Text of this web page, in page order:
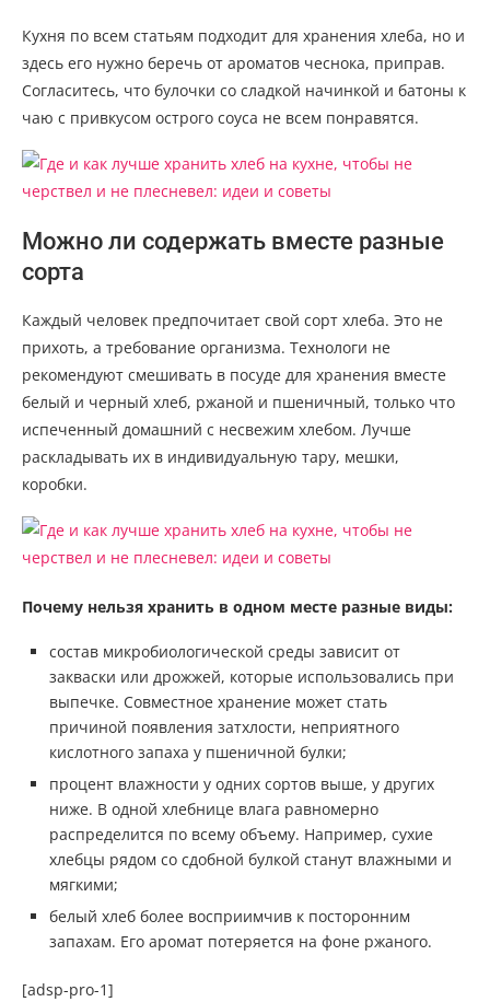
Кухня по всем статьям подходит для хранения хлеба, но и
здесь его нужно беречь от ароматов чеснока, приправ.
Согласитесь, что булочки со сладкой начинкой и батоны к
чаю с привкусом острого соуса не всем понравятся.
Можно ли содержать вместе разные
сорта
Каждый человек предпочитает свой сорт хлеба. Это не
прихоть, а требование организма. Технологи не
рекомендуют смешивать в посуде для хранения вместе
белый и черный хлеб, ржаной и пшеничный, только что
испеченный домашний с несвежим хлебом. Лучше
раскладывать их в индивидуальную тару, мешки,
коробки.
Почему нельзя хранить в одном месте разные виды:
состав микробиологической среды зависит от
закваски или дрожжей, которые использовались при
выпечке. Совместное хранение может стать
причиной появления затхлости, неприятного
кислотного запаха у пшеничной булки;
процент влажности у одних сортов выше, у других
ниже. В одной хлебнице влага равномерно
распределится по всему объему. Например, сухие
хлебцы рядом со сдобной булкой станут влажными и
мягкими;
белый хлеб более восприимчив к посторонним
запахам. Его аромат потеряется на фоне ржаного.
[adsp-pro-1]